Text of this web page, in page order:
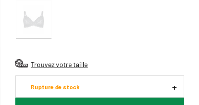
Trouvez votre taille
Rupture de stock